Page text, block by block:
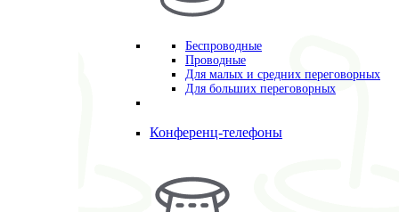
Беспроводные
Проводные
Для малых и средних переговорных
Для больших переговорных
Конференц-телефоны